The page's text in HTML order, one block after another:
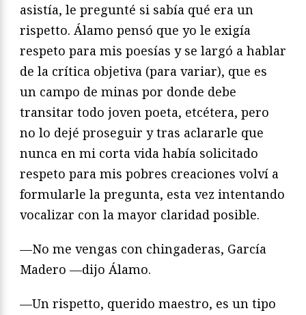
asistía, le pregunté si sabía qué era un
rispetto. Álamo pensó que yo le exigía
respeto para mis poe­sías y se largó a hablar
de la crítica objetiva (para variar), que es
un campo de minas por donde debe
transitar todo joven poeta, etcétera, pero
no lo dejé proseguir y tras aclararle que
nunca en mi corta vida había solicitado
respeto para mis pobres creaciones volví a
formularle la pregunta, esta vez intentando
vocalizar con la mayor claridad posible.
—No me vengas con chingaderas, García
Madero —di­jo Álamo.
—Un rispetto, querido maestro, es un tipo